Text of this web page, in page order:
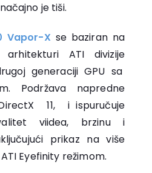
je tiši.
Vapor-X se baziran na
arhitekturi ATI divizije
generaciji GPU sa
Podržava napredne
11, i ispuručuje
viidea, brzinu i
prikaz na više
Eyefinity režimom.